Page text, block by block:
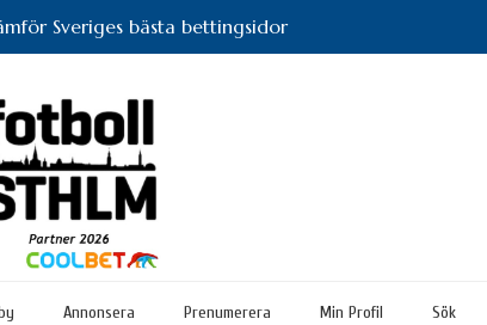
Sveriges bästa bettingsidor
Annonsera Prenumerera Min Profil Sök